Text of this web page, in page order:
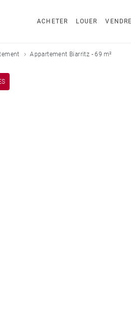
ACHETER LOUER VENDRE
Appartement Biarritz - 69 m²